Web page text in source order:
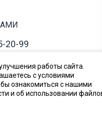
20-99
компоненты
работы сайта.
с условиями
ознакомиться с нашими
и об использовании